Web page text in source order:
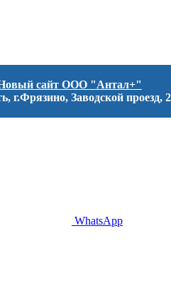
сайт ООО "Антал+"
г.Фрязино, Заводской проезд, 2
WhatsApp